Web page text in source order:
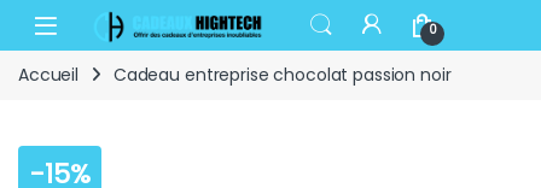
Skip to navigation
Skip to content
Open 0
Accueil Cadeau entreprise chocolat passion noir
-15%